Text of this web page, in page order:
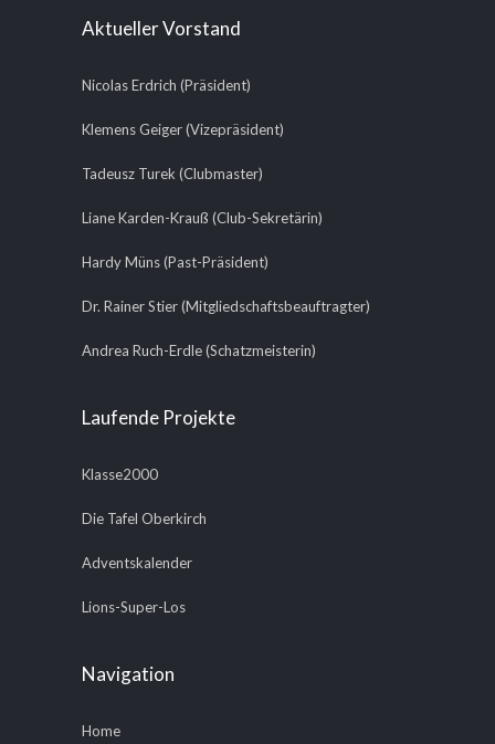
Aktueller Vorstand
Nicolas Erdrich (Präsident)
Klemens Geiger (Vizepräsident)
Tadeusz Turek (Clubmaster)
Liane Karden-Krauß (Club-Sekretärin)
Hardy Müns (Past-Präsident)
Dr. Rainer Stier (Mitgliedschaftsbeauftragter)
Andrea Ruch-Erdle (Schatzmeisterin)
Laufende Projekte
Klasse2000
Die Tafel Oberkirch
Adventskalender
Lions-Super-Los
Navigation
Home